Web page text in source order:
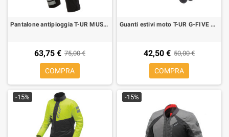
Pantalone antipioggia T-UR MUST HAVE PANT nero
63,75 € 75,00 €
COMPRA
Guanti estivi moto T-UR G-FIVE BLACK
42,50 € 50,00 €
COMPRA
-15% -15%